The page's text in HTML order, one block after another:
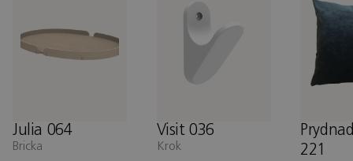
Julia 064
Bricka
Visit 036
Krok
221